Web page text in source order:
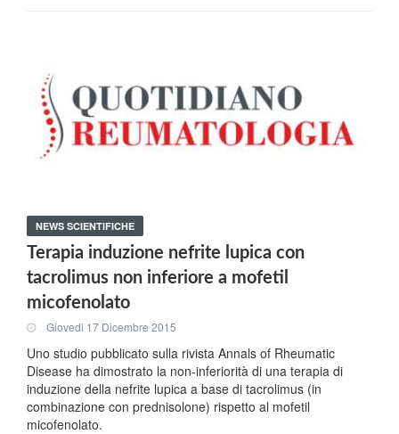
NEWS SCIENTIFICHE
Terapia induzione nefrite lupica con
tacrolimus non inferiore a mofetil
micofenolato
Giovedi 17 Dicembre 2015
Uno studio pubblicato sulla rivista Annals of Rheumatic
Disease ha dimostrato la non-inferiorità di una terapia di
induzione della nefrite lupica a base di tacrolimus (in
combinazione con prednisolone) rispetto al mofetil
micofenolato.